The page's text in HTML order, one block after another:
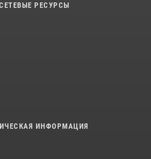
РЕСУРСЫ
ИНФОРМАЦИЯ